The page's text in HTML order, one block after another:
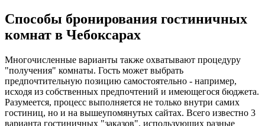
Способы бронирования гостиничных
комнат в Чебоксарах
Многочисленные варианты также охватывают процедуру
"получения" комнаты. Гость может выбрать
предпочтительную позицию самостоятельно - например,
исходя из собственных предпочтений и имеющегося бюджета.
Разумеется, процесс выполняется не только внутри самих
гостиниц, но и на вышеупомянутых сайтах. Всего известно 3
варианта гостиничных "заказов", использующих разные